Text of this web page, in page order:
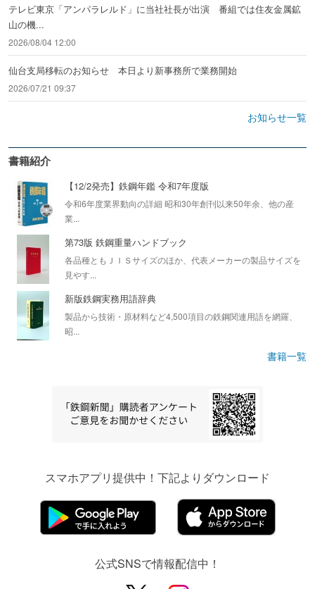
テレビ東京「アンパラレルド」に当社社長が出演 番組では住友金属鉱
山の機...
2026/08/04 12:00
仙台支局移転のお知らせ 本日より新事務所で業務開始
2026/07/21 09:37
お知らせ一覧
書籍紹介
【12/2発売】鉄鋼年鑑 令和7年度版
令和6年度業界動向の詳細 昭和30年創刊以来50年余、他の産
業...
第73版 鉄鋼重量ハンドブック
各品種ともＪＩＳサイズのほか、代表メーカーの製品サイズを
見やす...
新版鉄鋼実務用語辞典
製品から技術・原材料など4,500項目の鉄鋼関連用語を網羅、
昭...
書籍一覧
スマホアプリ提供中！下記よりダウンロード
公式SNSで情報配信中！